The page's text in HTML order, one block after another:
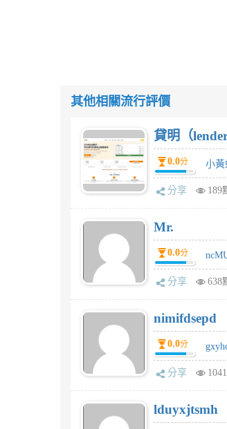
其他相關流行評價
貸明（
0.0分 小黃
分享 189
Mr.
0.0分
分享 638
nimifdsepd
0.0分
分享
lduyxjtsmh